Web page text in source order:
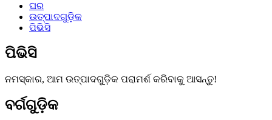
ଘର
ଉତ୍ପାଦଗୁଡ଼ିକ
ପିଭିସି
ପିଭିସି
ନମସ୍କାର, ଆମ ଉତ୍ପାଦଗୁଡ଼ିକ ପରାମର୍ଶ କରିବାକୁ ଆସନ୍ତୁ!
ବର୍ଗଗୁଡ଼ିକ